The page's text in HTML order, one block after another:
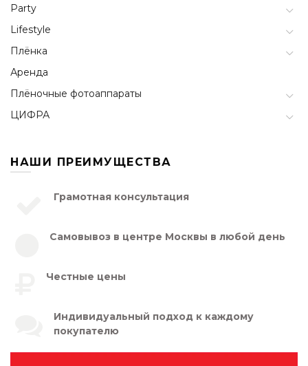
Party
Lifestyle
Плёнка
Аренда
Плёночные фотоаппараты
ЦИФРА
НАШИ ПРЕИМУЩЕСТВА
Грамотная консультация
Самовывоз в центре Москвы в любой день
Честные цены
Индивидуальный подход к каждому
покупателю